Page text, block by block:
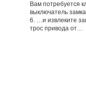
Вам потребуется
выключатель
6. …и извлеките
трос привода от…